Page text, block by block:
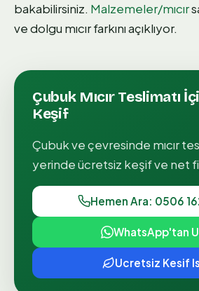
bakabilirsiniz. Malzemeler/mıcır
ve dolgu mıcır farkını açıklıyor.
Çubuk Mıcır Teslimatı
Keşif
Çubukve çevresinde mıcır
yerinde ücretsiz keşif ve net
Hemen Ara: 0506
WhatsApp'tan
Ucretsiz Kesif